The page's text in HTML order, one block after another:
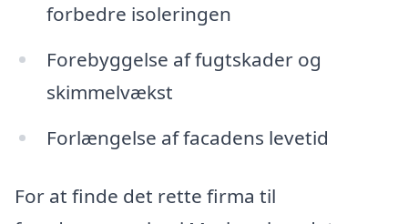
forbedre isoleringen
Forebyggelse af fugtskader og
skimmelvækst
Forlængelse af facadens levetid
For at finde det rette firma til